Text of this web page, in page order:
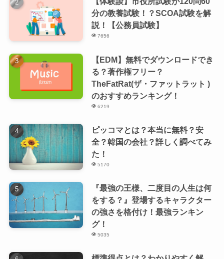
分の教養試験！？SCOA試験を解
説！【公務員試験】
7656
【EDM】無料でダウンロードでき
る？著作権フリー？
TheFatRat(ザ・ファットラット )
のおすすめランキング！
6219
ピッコマとは？本当に無料？安
全？韓国の会社？詳しく調べてみ
た！
5170
『最強の王様、二度目の人生は何
をする？』登場するキャラクター
の強さを格付け！最強ランキン
グ！
5035